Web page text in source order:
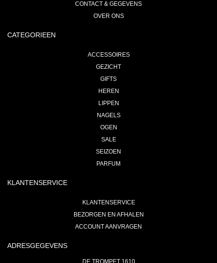
CONTACT & GEGEVENS
OVER ONS
CATEGORIEEN
ACCESSOIRES
GEZICHT
GIFTS
HEREN
LIPPEN
NAGELS
OGEN
SALE
SEIZOEN
PARFUM
KLANTENSERVICE
KLANTENSERVICE
BEZORGEN EN AFHALEN
ACCOUNT AANVRAGEN
ADRESGEGEVENS
DE TROMPET 1610